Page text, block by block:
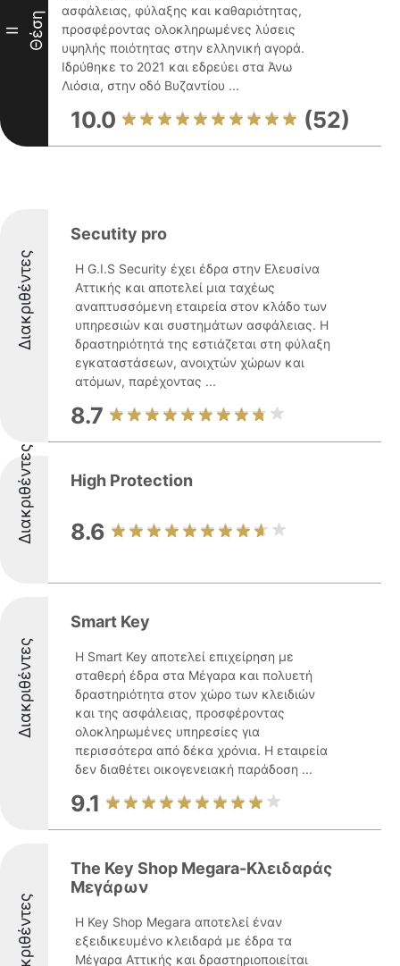
II Θέση
ασφάλειας, φύλαξης και καθαριότητας,
προσφέροντας ολοκληρωμένες λύσεις
υψηλής ποιότητας στην ελληνική αγορά.
Ιδρύθηκε το 2021 και εδρεύει στα Άνω
Λιόσια, στην οδό Βυζαντίου ...
10.0 (52)
Διακριθέντες
Secutity pro
Η G.I.S Security έχει έδρα στην Ελευσίνα
Αττικής και αποτελεί μια ταχέως
αναπτυσσόμενη εταιρεία στον κλάδο των
υπηρεσιών και συστημάτων ασφάλειας. Η
δραστηριότητά της εστιάζεται στη φύλαξη
εγκαταστάσεων, ανοιχτών χώρων και
ατόμων, παρέχοντας ...
8.7
Διακριθέντες High Protection
8.6
Διακριθέντες
Smart Key
Η Smart Key αποτελεί επιχείρηση με
σταθερή έδρα στα Μέγαρα και πολυετή
δραστηριότητα στον χώρο των κλειδιών
και της ασφάλειας, προσφέροντας
ολοκληρωμένες υπηρεσίες για
περισσότερα από δέκα χρόνια. Η εταιρεία
δεν διαθέτει οικογενειακή παράδοση ...
9.1
Διακριθέντες
The Key Shop Megara-Κλειδαράς
Μεγάρων
Η Key Shop Megara αποτελεί έναν
εξειδικευμένο κλειδαρά με έδρα τα
Μέγαρα Αττικής και δραστηριοποιείται